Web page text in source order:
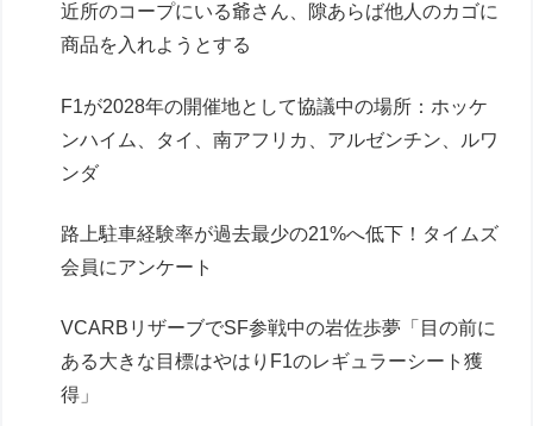
近所のコープにいる爺さん、隙あらば他人のカゴに
商品を入れようとする
F1が2028年の開催地として協議中の場所：ホッケ
ンハイム、タイ、南アフリカ、アルゼンチン、ルワ
ンダ
路上駐車経験率が過去最少の21%へ低下！タイムズ
会員にアンケート
VCARBリザーブでSF参戦中の岩佐歩夢「目の前に
ある大きな目標はやはりF1のレギュラーシート獲
得」